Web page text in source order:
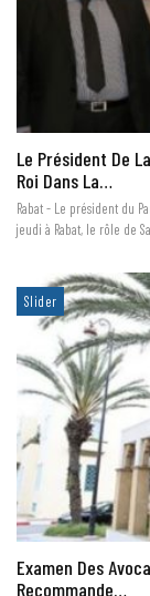
Le Président De
Roi Dans La…
Rabat - Le président du
jeudi à Rabat, le rôle de
Slider
Examen Des
Recommande…